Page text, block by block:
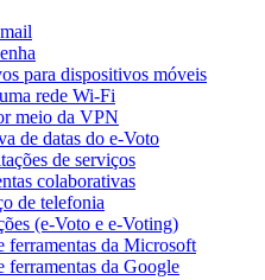
para dispositivos móveis
rede Wi-Fi
meio da VPN
de datas do e-Voto
de serviços
colaborativas
de telefonia
(e-Voto e e-Voting)
ferramentas da Microsoft
ferramentas da Google